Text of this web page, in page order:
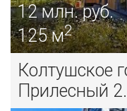
12млн. руб.
125 м2
Колтушское
Прилесный